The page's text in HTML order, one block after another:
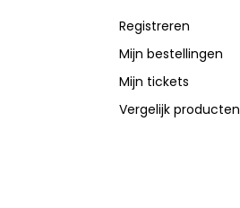
Registreren
Mijn bestellingen
Mijn tickets
Vergelijk producten